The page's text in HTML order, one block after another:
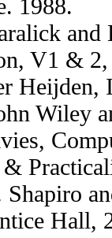
1988.
and
V1 & 2,
Heijden,
Wiley
Hall,